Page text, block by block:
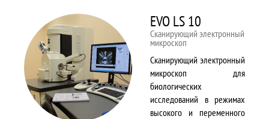
EVO LS 10
Сканирующий электронный
микроскоп
Сканирующий электронный
микроскоп для
биологических
исследований в режимах
высокого и переменного